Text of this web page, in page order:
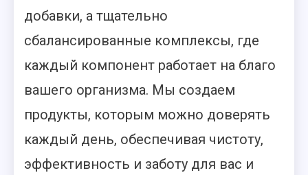
добавки, а тщательно
сбалансированные комплексы, где
каждый компонент работает на благо
вашего организма. Мы создаем
продукты, которым можно доверять
каждый день, обеспечивая чистоту,
эффективность и заботу для вас и